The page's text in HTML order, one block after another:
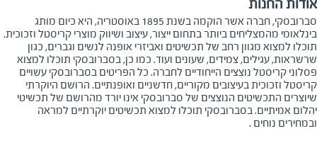
אודות החנות
סברובסקי, חברה אשר הוקמה בשנת 1895 באוסטריה, היא כיום מותג
בינלאומי מהמצליחים ביותר בתחום ייצור, עיצוב ושיווק מוצרי קריסטל וזכוכית.
תוכלו למצוא מגוון רחב של תכשיטים ואביזרי אופנה לנשים וגברים, כגון
שרשראות, עגילים, צמידים, שעונים ועוד. כמו כן, בסברובסקי תוכלו למצוא
פסלוני קריסטל נוצצים הייחודיים לחברה. כל הפריטים בסברובסקי עשויים
קריסטל וזכוכית בעיצובים מקוריים, חדשניים ואופנתיים. הרושם היוקרתי
שיוצרים התכשיטים הנוצצים של סברובסקי אינו יורד מהרושם של תכשיטי
יהלום אמיתיים. בסברובסקי תוכלו למצוא תכשיטים יוקרתיים למראה
ובמחירים נוחים .